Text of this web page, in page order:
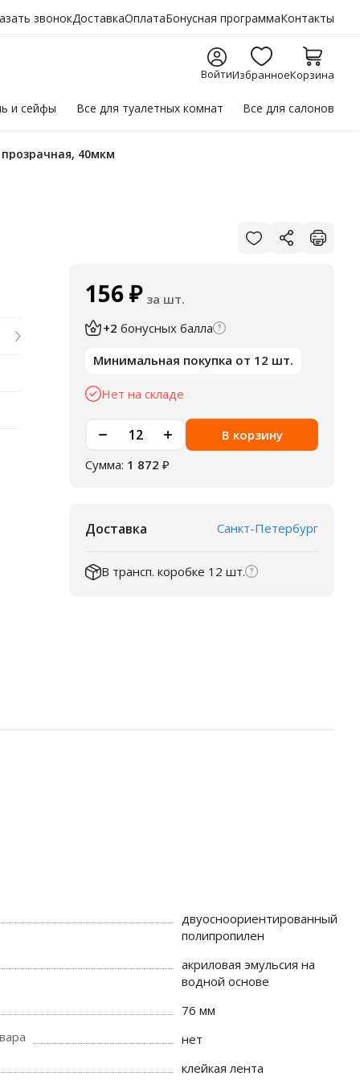
звонокДоставкаОплатаБонусная программаКонтакты
ВойтиИзбранноеКорзина
и сейфы Все для туалетных комнат Все для салонов
40мкм
156₽ за шт.
+2 бонусных балла
Минимальная покупка от 12 шт.
Нет на складе
В корзину
Сумма: 1 872 ₽
Доставка Санкт-Петербург
В трансп. коробке 12 шт.
двуосноориентированный
полипропилен
акриловая эмульсия на
водной основе
76 мм
нет
клейкая лента